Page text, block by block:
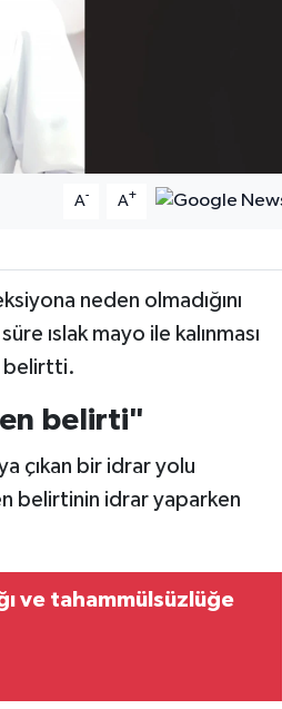
A- A+
neden olmadığını
ıslak mayo ile kalınması
belirtti.
belirti"
çıkan bir idrar yolu
belirtinin idrar yaparken
ve tahammülsüzlüğe